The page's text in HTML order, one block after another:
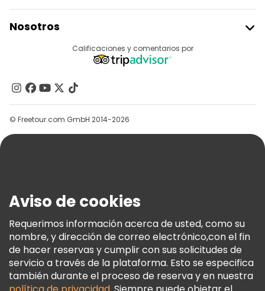
Acceder Como Proveedor
Programa De Afiliados
Nosotros
Contacto
Grupos
Ayuda
Términos E Información Legal
Política De Cookies
Freetour Premios
Programa De Fidelidad
Calificaciones y comentarios por
© Freetour.com GmbH 2014-2026
Aviso de cookies
Requerimos información acerca de usted, como su
nombre, y dirección de correo electrónico,con el fin
de hacer reservas y cumplir con sus solicitudes de
servicio a través de la plataforma. Esto se especifica
también durante el proceso de reserva y en nuestra